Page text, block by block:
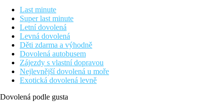
Last minute
Super last minute
Letní dovolená
Levná dovolená
Děti zdarma a výhodně
Dovolená autobusem
Zájezdy s vlastní dopravou
Nejlevnější dovolená u moře
Exotická dovolená levně
Dovolená podle gusta